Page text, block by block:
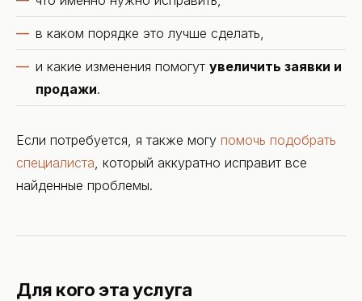
в каком порядке это лучше сделать,
и какие изменения помогут увеличить заявки и
продажи.
Если потребуется, я также могу помочь подобрать
специалиста, который аккуратно исправит все
найденные проблемы.
Для кого эта услуга